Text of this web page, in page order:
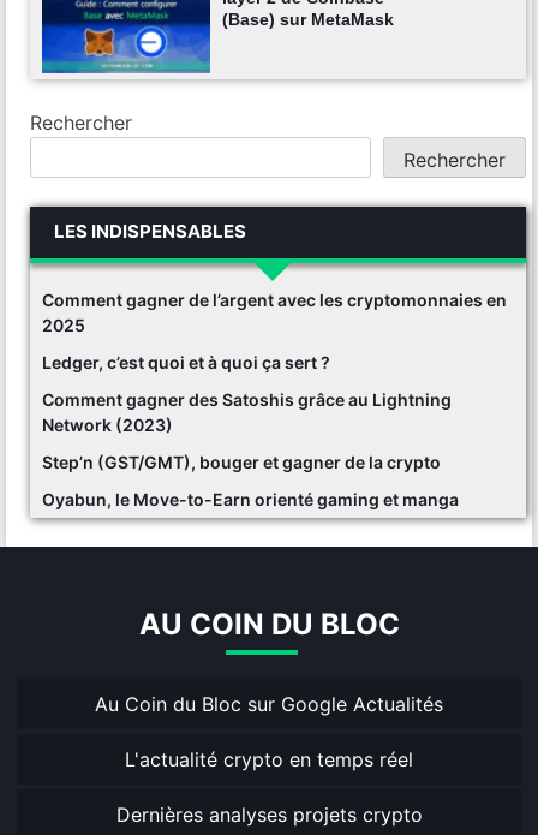
(Base) sur MetaMask
Rechercher
Rechercher
LES INDISPENSABLES
Comment gagner de l’argent avec les cryptomonnaies en
2025
Ledger, c’est quoi et à quoi ça sert ?
Comment gagner des Satoshis grâce au Lightning
Network (2023)
Step’n (GST/GMT), bouger et gagner de la crypto
Oyabun, le Move-to-Earn orienté gaming et manga
AU COIN DU BLOC
Au Coin du Bloc sur Google Actualités
L'actualité crypto en temps réel
Dernières analyses projets crypto